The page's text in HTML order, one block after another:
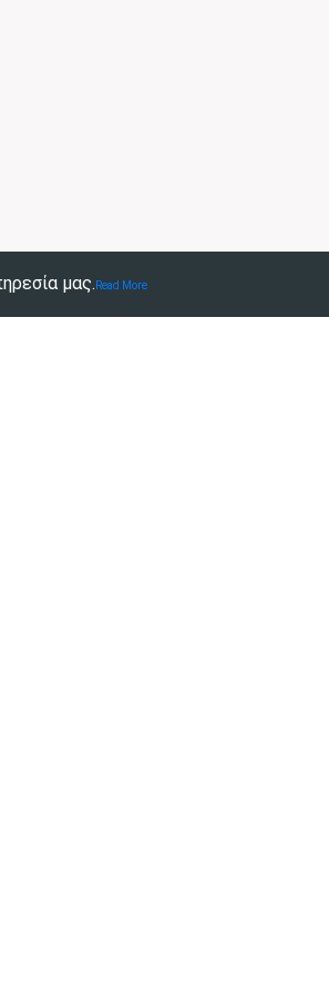
μας. Read More